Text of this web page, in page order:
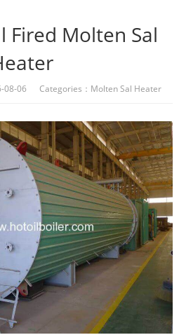
Fired Molten Sal
06 Categories： Molten Sal Heater